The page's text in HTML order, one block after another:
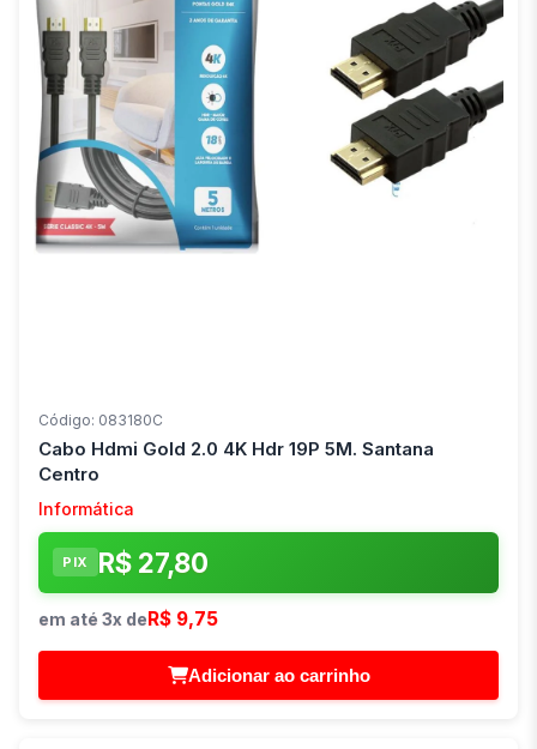
Código: 083180C
Cabo Hdmi Gold 2.0 4K Hdr 19P 5M. Santana
Centro
Informática
PIX R$ 27,80
em até 3x deR$ 9,75
Adicionar ao carrinho